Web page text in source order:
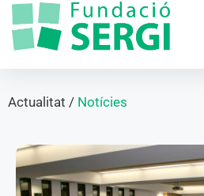
Actualitat / Notícies